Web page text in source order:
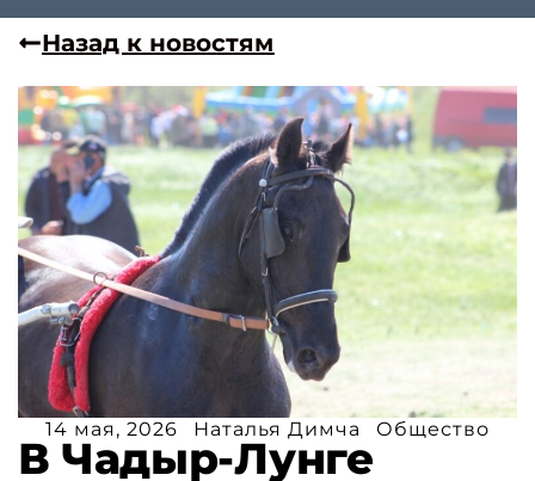
Назад к новостям
14 мая, 2026 Наталья Димча Общество
В Чадыр-Лунге